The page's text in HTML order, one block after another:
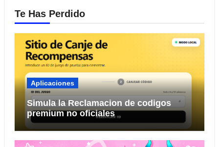
Te Has Perdido
Aplicaciones
Simula la Reclamacion de codigos
premium no oficiales